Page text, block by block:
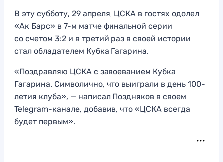
В эту субботу, 29 апреля, ЦСКА в гостях одолел
«Ак Барс» в 7-м матче финальной серии
со счетом 3:2 и в третий раз в своей истории
стал обладателем Кубка Гагарина.
«Поздравляю ЦСКА с завоеванием Кубка
Гагарина. Символично, что выиграли в день 100-
летия клуба», — написал Поздняков в своем
Telegram-канале, добавив, что «ЦСКА всегда
будет первым».